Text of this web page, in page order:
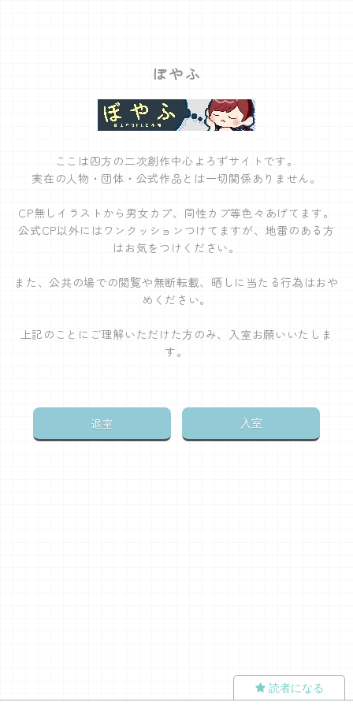
ぼやふ
ここは四方の二次創作中心よろずサイトです。
実在の人物・団体・公式作品とは一切関係ありません。
CP無しイラストから男女カプ、同性カプ等色々あげてます。
公式CP以外にはワンクッションつけてますが、地雷のある方
はお気をつけください。
また、公共の場での閲覧や無断転載、晒しに当たる行為はおや
めください。
上記のことにご理解いただけた方のみ、入室お願いいたしま
す。
退室 入室
読者になる